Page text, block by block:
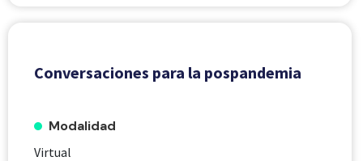
Conversaciones para la pospandemia
Modalidad
Virtual